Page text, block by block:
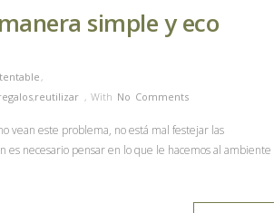
simple y eco
,
,reutilizar , With No Comments
vean este problema, no está mal festejar las
es necesario pensar en lo que le hacemos al ambiente